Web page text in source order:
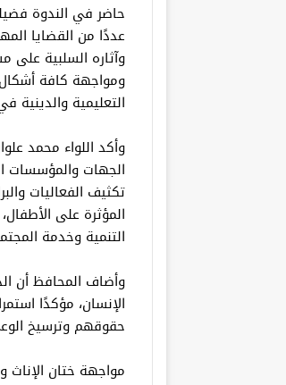
حاضر في الندوة
عددًا من القضايا
وآثاره السلبية على
ومواجهة كافة
التعليمية والدينية
وأكد اللواء محمد
الجهات والمؤسسات
تكثيف الفعاليات
المؤثرة على
التنمية وخدمة
وأضاف المحافظ أن
الإنسان، مؤكدًا
حقوقهم وترسيخ
مواجهة ختان